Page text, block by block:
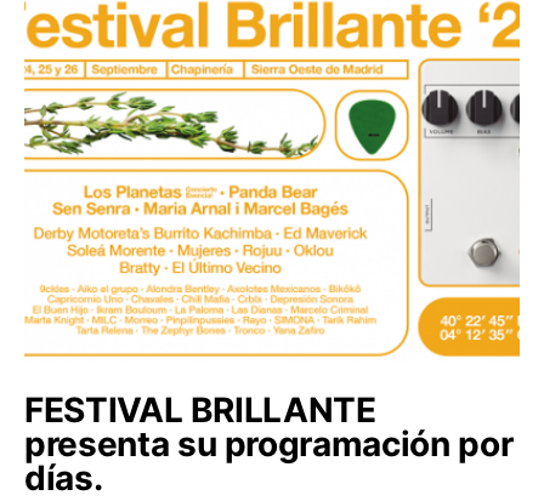
FESTIVAL BRILLANTE
presenta su programación por
días.